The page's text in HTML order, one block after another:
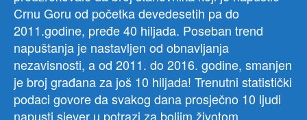
Crnu Goru od početka devedesetih pa do
2011.godine, pređe 40 hiljada. Poseban trend
napuštanja je nastavljen od obnavljanja
nezavisnosti, a od 2011. do 2016. godine, smanjen
je broj građana za još 10 hiljada! Trenutni statistički
podaci govore da svakog dana prosječno 10 ljudi
napusti sjever u potrazi za boljim životom.